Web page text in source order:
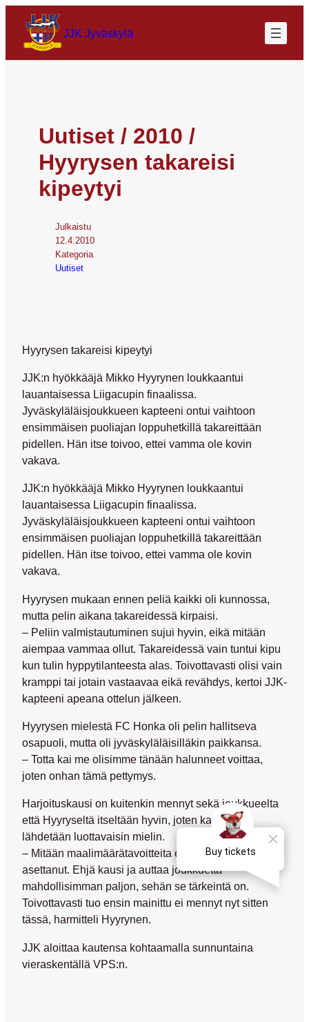
JJK Jyväskylä
Uutiset / 2010 /
Hyyrysen takareisi
kipeytyi
Julkaistu
12.4.2010
Kategoria
Uutiset
Hyyrysen takareisi kipeytyi
JJK:n hyökkääjä Mikko Hyyrynen loukkaantui
lauantaisessa Liigacupin finaalissa.
Jyväskyläläisjoukkueen kapteeni ontui vaihtoon
ensimmäisen puoliajan loppuhetkillä takareittään
pidellen. Hän itse toivoo, ettei vamma ole kovin
vakava.
JJK:n hyökkääjä Mikko Hyyrynen loukkaantui
lauantaisessa Liigacupin finaalissa.
Jyväskyläläisjoukkueen kapteeni ontui vaihtoon
ensimmäisen puoliajan loppuhetkillä takareittään
pidellen. Hän itse toivoo, ettei vamma ole kovin
vakava.
Hyyrysen mukaan ennen peliä kaikki oli kunnossa,
mutta pelin aikana takareidessä kirpaisi.
– Peliin valmistautuminen sujui hyvin, eikä mitään
aiempaa vammaa ollut. Takareidessä vain tuntui kipu
kun tulin hyppytilanteesta alas. Toivottavasti olisi vain
kramppi tai jotain vastaavaa eikä revähdys, kertoi JJK-
kapteeni apeana ottelun jälkeen.
Hyyrysen mielestä FC Honka oli pelin hallitseva
osapuoli, mutta oli jyväskyläläisilläkin paikkansa.
– Totta kai me olisimme tänään halunneet voittaa,
joten onhan tämä pettymys.
Harjoituskausi on kuitenkin mennyt sekä joukkueelta
että Hyyryseltä itseltään hyvin, joten kauteen
lähdetään luottavaisin mielin.
– Mitään maalimäärätavoitteita en ole itselleni
asettanut. Ehjä kausi ja auttaa joukkuetta
mahdollisimman paljon, sehän se tärkeintä on.
Toivottavasti tuo ensin mainittu ei mennyt nyt sitten
tässä, harmitteli Hyyrynen.
JJK aloittaa kautensa kohtaamalla sunnuntaina
vieraskentällä VPS:n.